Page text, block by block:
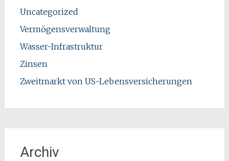
Uncategorized
Vermögensverwaltung
Wasser-Infrastruktur
Zinsen
Zweitmarkt von US-Lebensversicherungen
Archiv